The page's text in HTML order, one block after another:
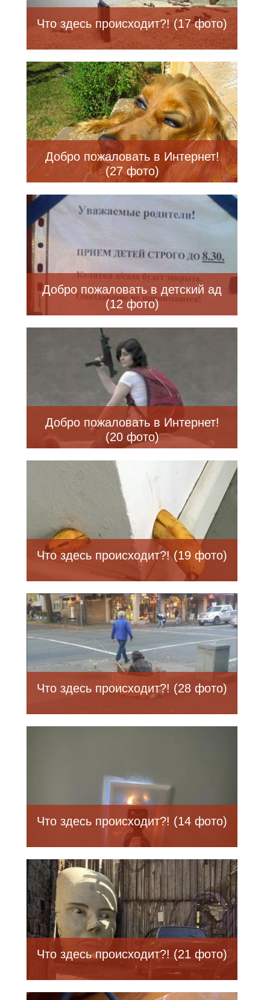
Что здесь происходит?! (17 фото)
Добро пожаловать в Интернет!
(27 фото)
Добро пожаловать в детский ад
(12 фото)
Добро пожаловать в Интернет!
(20 фото)
Что здесь происходит?! (19 фото)
Что здесь происходит?! (28 фото)
Что здесь происходит?! (14 фото)
Что здесь происходит?! (21 фото)